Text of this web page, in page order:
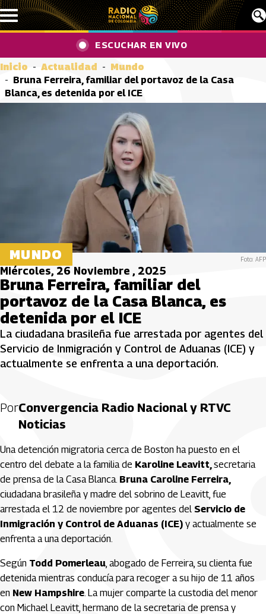
Pasar al contenido principal
ESCUCHAR EN VIVO
Inicio Actualidad
Mundo
Bruna Ferreira, familiar del portavoz de la Casa
Blanca, es detenida por el ICE
MUNDO Foto: AFP
Miércoles, 26 Noviembre , 2025
Bruna Ferreira, familiar del
portavoz de la Casa Blanca, es
detenida por el ICE
La ciudadana brasileña fue arrestada por agentes del
Servicio de Inmigración y Control de Aduanas (ICE) y
actualmente se enfrenta a una deportación.
PorConvergencia Radio Nacional y RTVC
Noticias
Una detención migratoria cerca de Boston ha puesto en el
centro del debate a la familia de Karoline Leavitt,secretaria
de prensa de la Casa Blanca. Bruna Caroline Ferreira,
ciudadana brasileña y madre del sobrino de Leavitt, fue
arrestada el 12 de noviembre por agentes del Servicio de
Inmigración y Control de Aduanas (ICE) y actualmente se
enfrenta a una deportación.
Según Todd Pomerleau, abogado de Ferreira, su clienta fue
detenida mientras conducía para recoger a su hijo de 11 años
en New Hampshire. La mujer comparte la custodia del menor
con Michael Leavitt, hermano de la secretaria de prensa y